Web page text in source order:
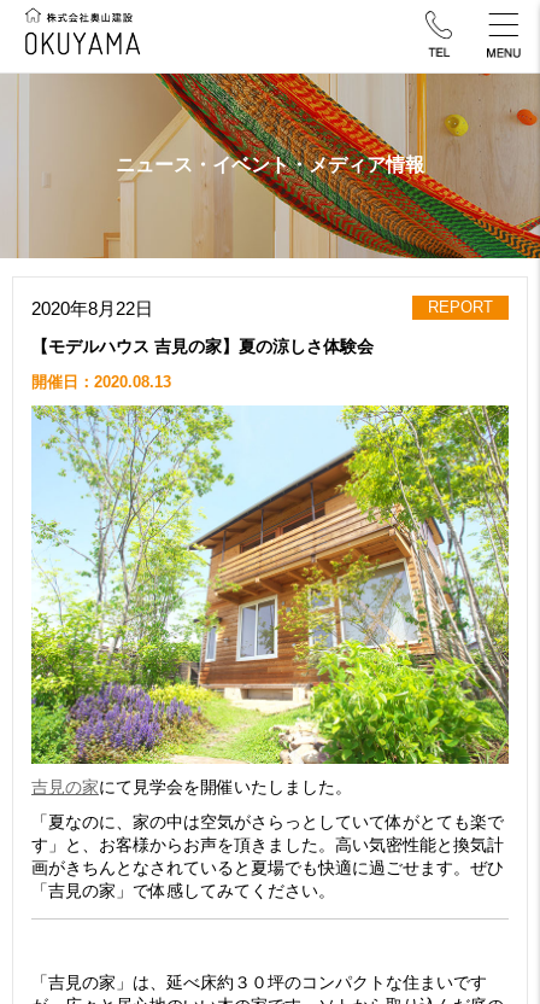
ニュース・イベント・メディア情報
2020年8月22日 REPORT
【モデルハウス 吉見の家】夏の涼しさ体験会
開催日：2020.08.13
吉見の家にて見学会を開催いたしました。
「夏なのに、家の中は空気がさらっとしていて体がとても楽で
す」と、お客様からお声を頂きました。高い気密性能と換気計
画がきちんとなされていると夏場でも快適に過ごせます。ぜひ
「吉見の家」で体感してみてください。
「吉見の家」は、延べ床約３０坪のコンパクトな住まいです